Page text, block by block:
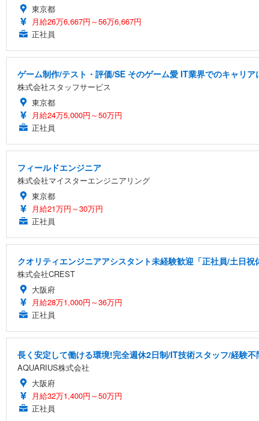
東京都
月給26万6,667円～56万6,667円
正社員
ゲーム制作/テスト・評価/SE そのゲーム愛 IT業界でのキャリア
株式会社スタッフサービス
東京都
月給24万5,000円～50万円
正社員
フィールドエンジニア
株式会社マイスターエンジニアリング
東京都
月給21万円～30万円
正社員
クオリティエンジニアアシスタント未経験歓迎「正社員/土日
株式会社CREST
大阪府
月給28万1,000円～36万円
正社員
長く安定して働ける環境!完全週休2日制/IT技術スタッフ/経験不
AQUARIUS株式会社
大阪府
月給32万1,400円～50万円
正社員